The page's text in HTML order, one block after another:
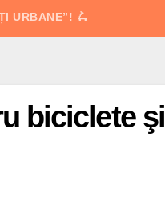
URBANE”! 🛴
biciclete şi